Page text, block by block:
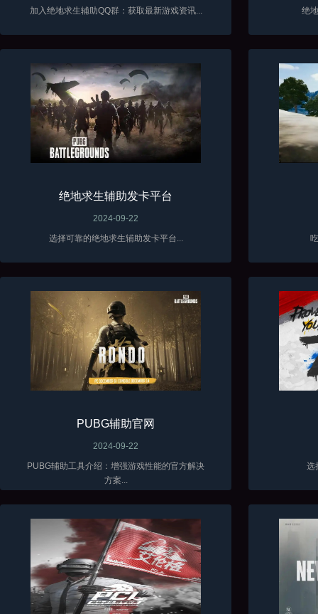
加入绝地求生辅助QQ群：获取最新游戏资讯...
绝
绝地求生辅助发卡平台
2024-09-22
选择可靠的绝地求生辅助发卡平台...
PUBG辅助官网
2024-09-22
PUBG辅助工具介绍：增强游戏性能的官方解决
方案...
选